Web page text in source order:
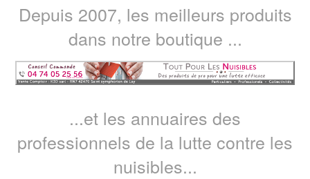
Depuis 2007, les meilleurs produits
dans notre boutique ...
...et les annuaires des
professionnels de la lutte contre les
nuisibles...